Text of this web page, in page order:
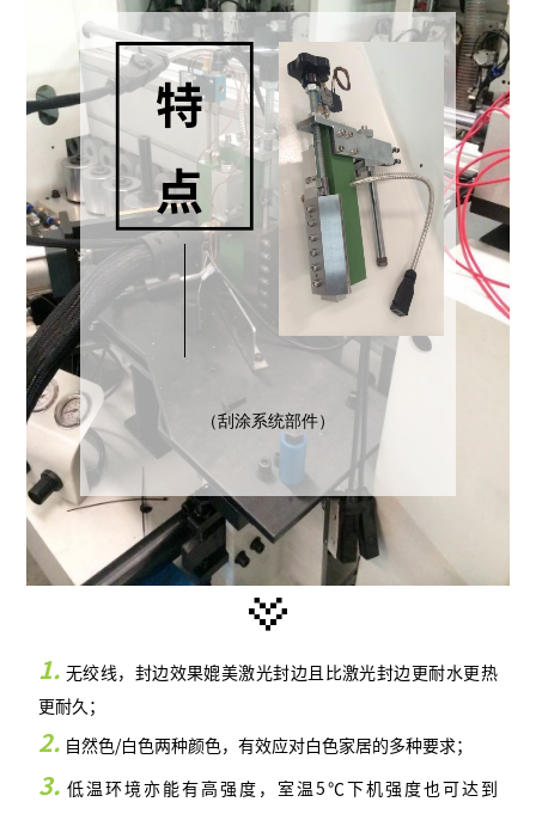
特
点
（刮涂系统部件）
1. 无绞线，封边效果媲美激光封边且比激光封边更耐水更热
更耐久；
2. 自然色/白色两种颜色，有效应对白色家居的多种要求；
3. 低温环境亦能有高强度，室温5℃下机强度也可达到